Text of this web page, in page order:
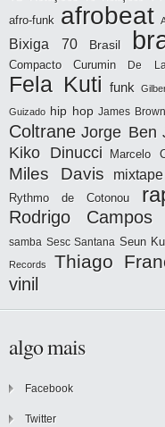
afro-funk afrobeat
Bixiga 70 Brasil
Compacto
Curumin De
Fela Kuti funk
Guizado hip hop James Brown
Coltrane Jorge Ben
Kiko Dinucci Marcelo
Miles Davis mixtape
Rythmo de Cotonou
Rodrigo Campos
samba Sesc Santana Seun
Records Thiago
vinil
algo mais
Facebook
Twitter